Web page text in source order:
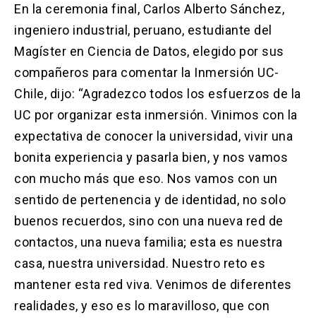
En la ceremonia final, Carlos Alberto Sánchez,
ingeniero industrial, peruano, estudiante del
Magíster en Ciencia de Datos, elegido por sus
compañeros para comentar la Inmersión UC-
Chile, dijo: “Agradezco todos los esfuerzos de la
UC por organizar esta inmersión. Vinimos con la
expectativa de conocer la universidad, vivir una
bonita experiencia y pasarla bien, y nos vamos
con mucho más que eso. Nos vamos con un
sentido de pertenencia y de identidad, no solo
buenos recuerdos, sino con una nueva red de
contactos, una nueva familia; esta es nuestra
casa, nuestra universidad. Nuestro reto es
mantener esta red viva. Venimos de diferentes
realidades, y eso es lo maravilloso, que con